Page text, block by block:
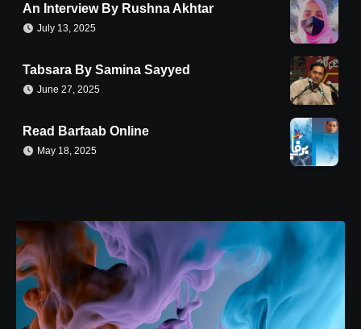
An Interview By Rushna Akhtar
July 13, 2025
Tabsara By Samina Sayyed
June 27, 2025
Read Barfaab Online
May 18, 2025